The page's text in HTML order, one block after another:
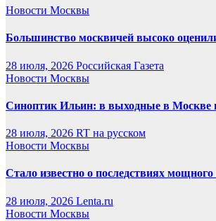
Новости Москвы
Большинство москвичей высоко
28 июля, 2026 Российская Газета
Новости Москвы
Синоптик Ильин: в выходные в Москве
28 июля, 2026 RT на русском
Новости Москвы
Стало известно о последствиях
28 июля, 2026 Lenta.ru
Новости Москвы